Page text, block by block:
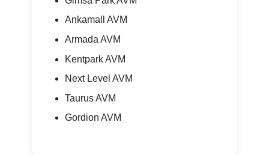
Ankamall AVM
Armada AVM
Kentpark AVM
Next Level AVM
Taurus AVM
Gordion AVM